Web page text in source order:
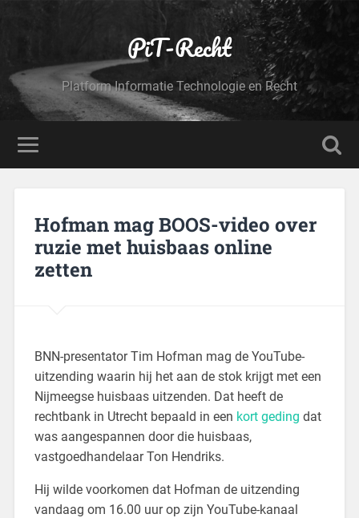
PiT-Recht
Platform Informatie Technologie en Recht
Hofman mag BOOS-video over
ruzie met huisbaas online
zetten
BNN-presentator Tim Hofman mag de YouTube-
uitzending waarin hij het aan de stok krijgt met een
Nijmeegse huisbaas uitzenden. Dat heeft de
rechtbank in Utrecht bepaald in een kort geding dat
was aangespannen door die huisbaas,
vastgoedhandelaar Ton Hendriks.
Hij wilde voorkomen dat Hofman de uitzending
vandaag om 16.00 uur op zijn YouTube-kanaal